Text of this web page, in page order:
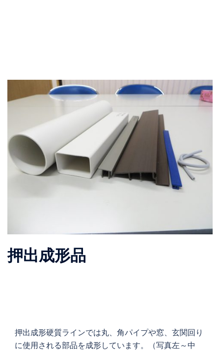
押出成形品
押出成形硬質ラインでは丸、角パイプや窓、玄関回り
に使用される部品を成形しています。（写真左～中